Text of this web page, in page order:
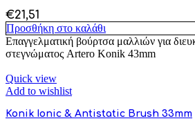
€21,51
Προσθήκη στο καλάθι
Επαγγελματική βούρτσα μαλλιών για
στεγνώματος Artero Konik 43mm
Quick view
Add to wishlist
Konik Ionic & Antistatic Brush 33mm